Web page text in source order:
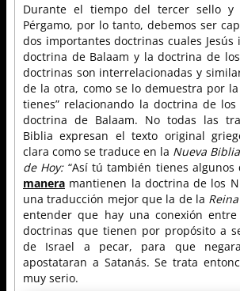
Durante el tiempo del tercer sello
Pérgamo, por lo tanto, debemos ser
dos importantes doctrinas cuales Jesús
doctrina de Balaam y la doctrina de
doctrinas son interrelacionadas y
de la otra, como se lo demuestra por
tienes” relacionando la doctrina de
doctrina de Balaam. No todas las
Biblia expresan el texto original
clara como se traduce en la Nueva
de Hoy: “Así tú también tienes
manera mantienen la doctrina de los
una traducción mejor que la de la
entender que hay una conexión
doctrinas que tienen por propósito a
de Israel a pecar, para que
apostataran a Satanás. Se trata
muy serio.